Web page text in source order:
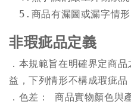
5.
非瑕疵品定義
． 本規範旨在明確界定商
． 色差： 商品實物顏色與